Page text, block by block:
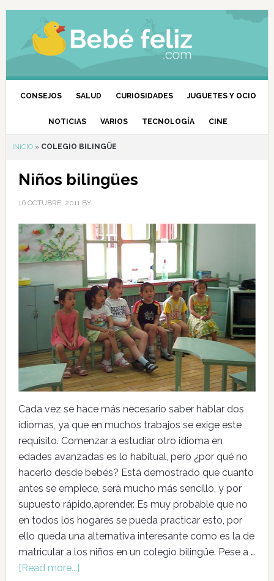
CONSEJOS SALUD CURIOSIDADES JUGUETES Y OCIO
NOTICIAS VARIOS TECNOLOGÍA CINE
INICIO» COLEGIO BILINGÜE
Niños bilingües
16 OCTUBRE, 2011BY
Cada vez se hace más necesario saber hablar dos
idiomas, ya que en muchos trabajos se exige este
requisito. Comenzar a estudiar otro idioma en
edades avanzadas es lo habitual, pero ¿por qué no
hacerlo desde bebés? Está demostrado que cuanto
antes se empiece, será mucho más sencillo, y por
supuesto rápido,aprender. Es muy probable que no
en todos los hogares se pueda practicar esto, por
ello queda una alternativa interesante como es la de
matricular a los niños en un colegio bilingüe. Pese a …
[Read more...]